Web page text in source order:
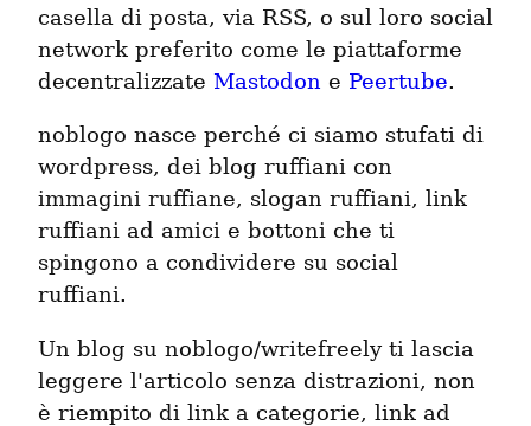
casella di posta, via RSS, o sul loro social
network preferito come le piattaforme
decentralizzate Mastodon e Peertube.
noblogo nasce perché ci siamo stufati di
wordpress, dei blog ruffiani con
immagini ruffiane, slogan ruffiani, link
ruffiani ad amici e bottoni che ti
spingono a condividere su social
ruffiani.
Un blog su noblogo/writefreely ti lascia
leggere l'articolo senza distrazioni, non
è riempito di link a categorie, link ad